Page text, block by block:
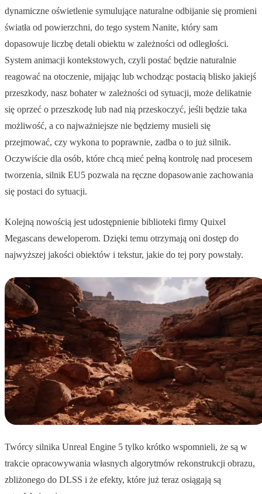
dynamiczne oświetlenie symulujące naturalne odbijanie się promieni
światła od powierzchni, do tego system Nanite, który sam
dopasowuje liczbę detali obiektu w zależności od odległości.
System animacji kontekstowych, czyli postać będzie naturalnie
reagować na otoczenie, mijając lub wchodząc postacią blisko jakiejś
przeszkody, nasz bohater w zależności od sytuacji, może delikatnie
się oprzeć o przeszkodę lub nad nią przeskoczyć, jeśli będzie taka
możliwość, a co najważniejsze nie będziemy musieli się
przejmować, czy wykona to poprawnie, zadba o to już silnik.
Oczywiście dla osób, które chcą mieć pełną kontrolę nad procesem
tworzenia, silnik EU5 pozwala na ręczne dopasowanie zachowania
się postaci do sytuacji.
Kolejną nowością jest udostępnienie biblioteki firmy Quixel
Megascans deweloperom. Dzięki temu otrzymają oni dostęp do
najwyższej jakości obiektów i tekstur, jakie do tej pory powstały.
Twórcy silnika Unreal Engine 5 tylko krótko wspomnieli, że są w
trakcie opracowywania własnych algorytmów rekonstrukcji obrazu,
zbliżonego do DLSS i że efekty, które już teraz osiągają są